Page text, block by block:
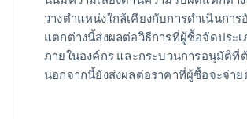
วางตำแหน่งใกล้เคียงกับการดำเนินกา
แตกต่างนี้ส่งผลต่อวิธีการที่ผู้ซื้อจัดปร
ภายในองค์กร และกระบวนการอนุมัติที่
นอกจากนี้ยังส่งผลต่อราคาที่ผู้ซื้อจะจ่าย